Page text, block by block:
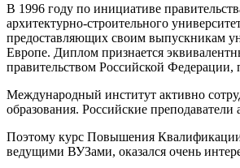
В 1996 году по инициативе
архитектурно-строительного
предоставляющих своим выпускникам
Европе. Диплом признается
правительством Российской
Международный институт активно
образования. Российские
Поэтому курс Повышения Квалификации
ведущими ВУЗами, оказался очень